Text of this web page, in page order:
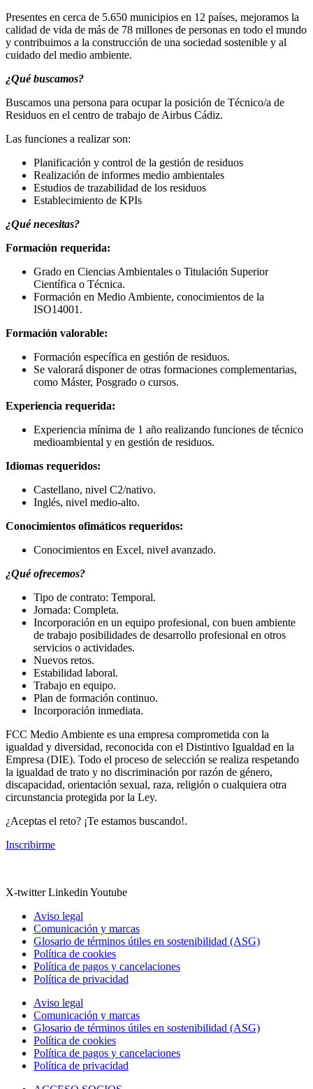
Presentes en cerca de 5.650 municipios en 12 países, mejoramos la
calidad de vida de más de 78 millones de personas en todo el mundo
y contribuimos a la construcción de una sociedad sostenible y al
cuidado del medio ambiente.
¿Qué buscamos?
Buscamos una persona para ocupar la posición de Técnico/a de
Residuos en el centro de trabajo de Airbus Cádiz.
Las funciones a realizar son:
Planificación y control de la gestión de residuos
Realización de informes medio ambientales
Estudios de trazabilidad de los residuos
Establecimiento de KPIs
¿Qué necesitas?
Formación requerida:
Grado en Ciencias Ambientales o Titulación Superior
Científica o Técnica.
Formación en Medio Ambiente, conocimientos de la
ISO14001.
Formación valorable:
Formación específica en gestión de residuos.
Se valorará disponer de otras formaciones complementarias,
como Máster, Posgrado o cursos.
Experiencia requerida:
Experiencia mínima de 1 año realizando funciones de técnico
medioambiental y en gestión de residuos.
Idiomas requeridos:
Castellano, nivel C2/nativo.
Inglés, nivel medio-alto.
Conocimientos ofimáticos requeridos:
Conocimientos en Excel, nivel avanzado.
¿Qué ofrecemos?
Tipo de contrato: Temporal.
Jornada: Completa.
Incorporación en un equipo profesional, con buen ambiente
de trabajo posibilidades de desarrollo profesional en otros
servicios o actividades.
Nuevos retos.
Estabilidad laboral.
Trabajo en equipo.
Plan de formación continuo.
Incorporación inmediata.
FCC Medio Ambiente es una empresa comprometida con la
igualdad y diversidad, reconocida con el Distintivo Igualdad en la
Empresa (DIE). Todo el proceso de selección se realiza respetando
la igualdad de trato y no discriminación por razón de género,
discapacidad, orientación sexual, raza, religión o cualquiera otra
circunstancia protegida por la Ley.
¿Aceptas el reto? ¡Te estamos buscando!.
Inscribirme
X-twitter Linkedin Youtube
Aviso legal
Comunicación y marcas
Glosario de términos útiles en sostenibilidad (ASG)
Política de cookies
Política de pagos y cancelaciones
Política de privacidad
Aviso legal
Comunicación y marcas
Glosario de términos útiles en sostenibilidad (ASG)
Política de cookies
Política de pagos y cancelaciones
Política de privacidad